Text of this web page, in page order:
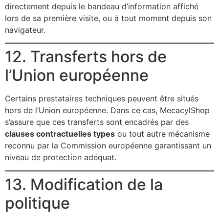
directement depuis le bandeau d’information affiché
lors de sa première visite, ou à tout moment depuis son
navigateur.
12. Transferts hors de
l’Union européenne
Certains prestataires techniques peuvent être situés
hors de l’Union européenne. Dans ce cas, MecacylShop
s’assure que ces transferts sont encadrés par des
clauses contractuelles types ou tout autre mécanisme
reconnu par la Commission européenne garantissant un
niveau de protection adéquat.
13. Modification de la
politique